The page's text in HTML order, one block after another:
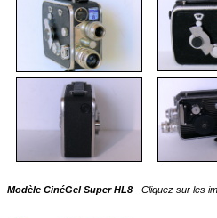
Modèle CinéGel Super HL8 - Cliquez sur les